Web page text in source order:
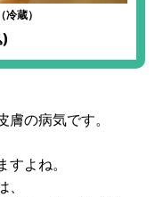
冷蔵）
の病気です。
よね。